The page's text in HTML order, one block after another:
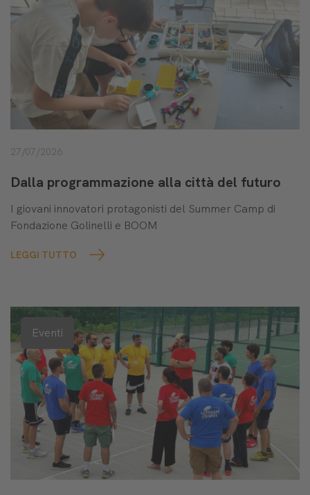
27/07/2026
Dalla programmazione alla città del futuro
I giovani innovatori protagonisti del Summer Camp di
Fondazione Golinelli e BOOM
LEGGI TUTTO
Eventi